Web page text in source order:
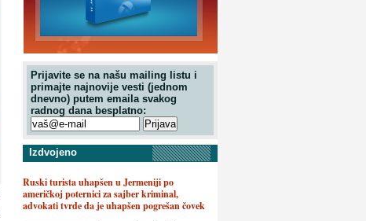
Prijavite se na našu mailing listu i
primajte najnovije vesti (jednom
dnevno) putem emaila svakog
radnog dana besplatno:
Izdvojeno
Ruski turista uhapšen u Jermeniji po
američkoj poternici za sajber kriminal,
advokati tvrde da je uhapšen pogrešan čovek